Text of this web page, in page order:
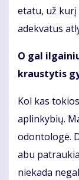
etatu, už
adekvatus
O gal
kraustytis
Kol kas
aplinkybių.
odontologė.
abu
niekada